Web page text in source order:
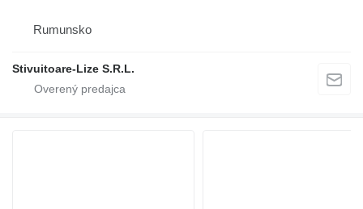
Rumunsko
Stivuitoare-Lize S.R.L.